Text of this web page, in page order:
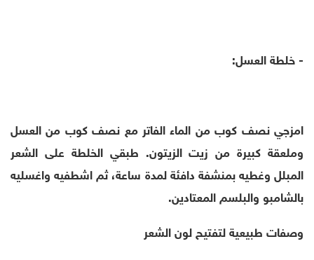
- خلطة العسل:
امزجي نصف كوب من الماء الفاتر مع نصف كوب من العسل
وملعقة كبيرة من زيت الزيتون. طبقي الخلطة على الشعر
المبلل وغطيه بمنشفة دافئة لمدة ساعة، ثم اشطفيه واغسليه
بالشامبو والبلسم المعتادين.
وصفات طبيعية لتفتيح لون الشعر